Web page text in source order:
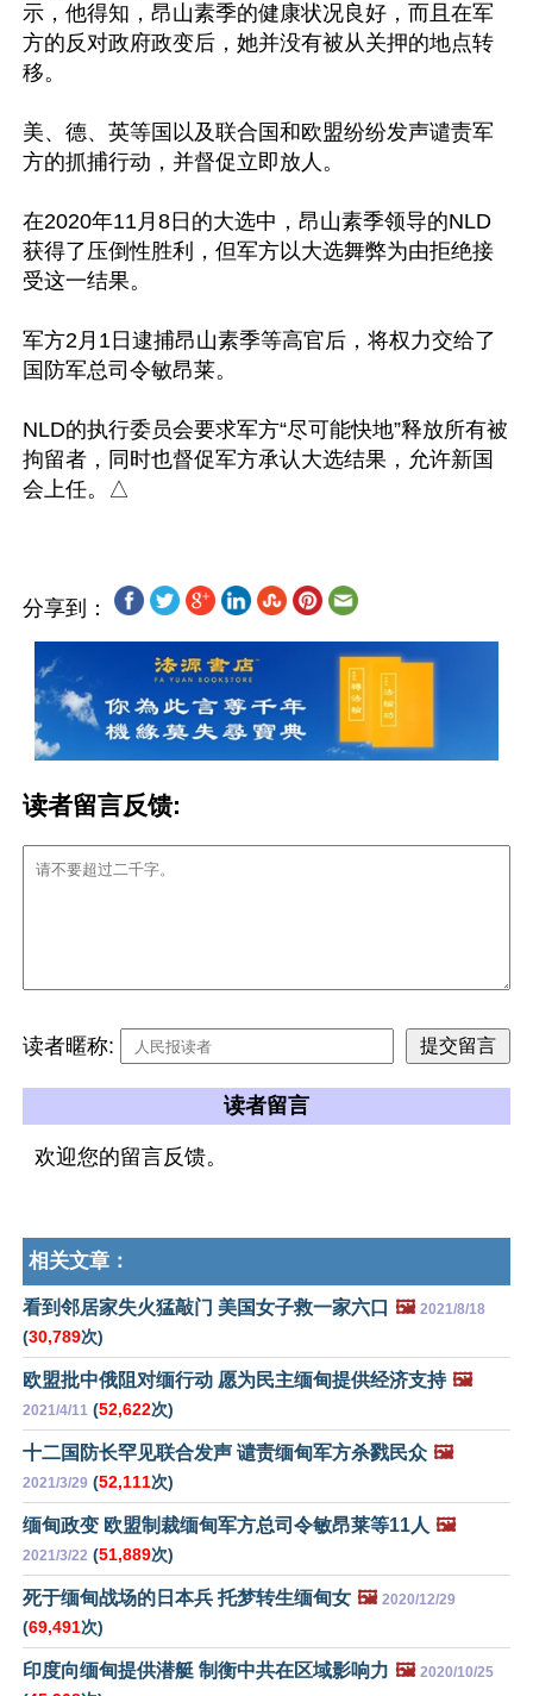
示，他得知，昂山素季的健康状况良好，而且在军
方的反对政府政变后，她并没有被从关押的地点转
移。
美、德、英等国以及联合国和欧盟纷纷发声谴责军
方的抓捕行动，并督促立即放人。
在2020年11月8日的大选中，昂山素季领导的NLD
获得了压倒性胜利，但军方以大选舞弊为由拒绝接
受这一结果。
军方2月1日逮捕昂山素季等高官后，将权力交给了
国防军总司令敏昂莱。
NLD的执行委员会要求军方“尽可能快地”释放所有被
拘留者，同时也督促军方承认大选结果，允许新国
分享到：
读者留言反馈:
读者暱称:
读者留言
欢迎您的留言反馈。
相关文章：
看到邻居家失火猛敲门 美国女子救一家六口 🖼️ 2021/8/18
(30,789次)
欧盟批中俄阻对缅行动 愿为民主缅甸提供经济支持 🖼️
2021/4/11 (52,622次)
十二国防长罕见联合发声 谴责缅甸军方杀戮民众 🖼️
2021/3/29 (52,111次)
缅甸政变 欧盟制裁缅甸军方总司令敏昂莱等11人 🖼️
2021/3/22 (51,889次)
死于缅甸战场的日本兵 托梦转生缅甸女 🖼️ 2020/12/29
(69,491次)
印度向缅甸提供潜艇 制衡中共在区域影响力 🖼️ 2020/10/25